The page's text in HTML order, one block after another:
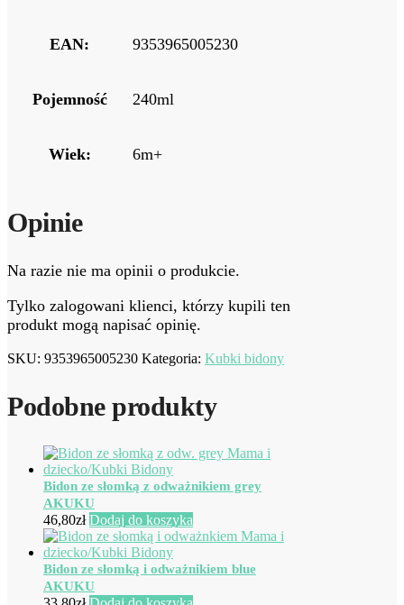
EAN: 9353965005230
Pojemność 240ml
Wiek: 6m+
Opinie
Na razie nie ma opinii o produkcie.
Tylko zalogowani klienci, którzy kupili ten
produkt mogą napisać opinię.
SKU: 9353965005230 Kategoria: Kubki bidony
Podobne produkty
Bidon ze słomką z odważnikiem grey
AKUKU
46,80zł Dodaj do koszyka
Bidon ze słomką i odważnikiem blue
AKUKU